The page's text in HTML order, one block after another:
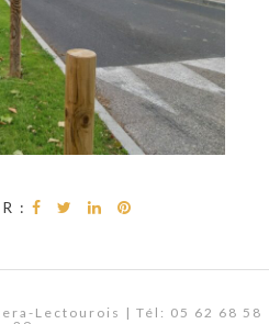
:
Lectourois | Tél: 05 62 68 58